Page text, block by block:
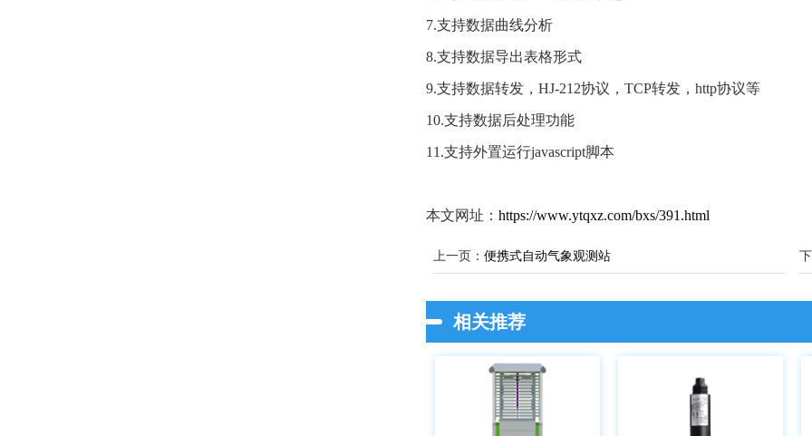
7.支持数据曲线分析
8.支持数据导出表格形式
9.支持数据转发，HJ-212协议，TCP转发，http协议等
10.支持数据后处理功能
11.支持外置运行javascript脚本
本文网址：https://www.ytqxz.com/bxs/391.html
上一页：便携式自动气象观测站
相关推荐